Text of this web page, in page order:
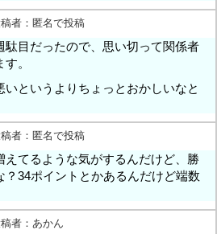
者： 匿名で投稿
駄目だったので、思い切って関係者
。
いというよりちょっとおかしいなと
者： 匿名で投稿
えてるような気がするんだけど、勝
34ポイントとかあるんだけど端数
者： あかん